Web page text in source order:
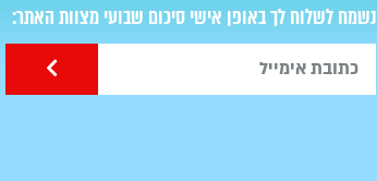
נשמח לשלוח לך באופן אישי סיכום שבועי מצוות האתר: